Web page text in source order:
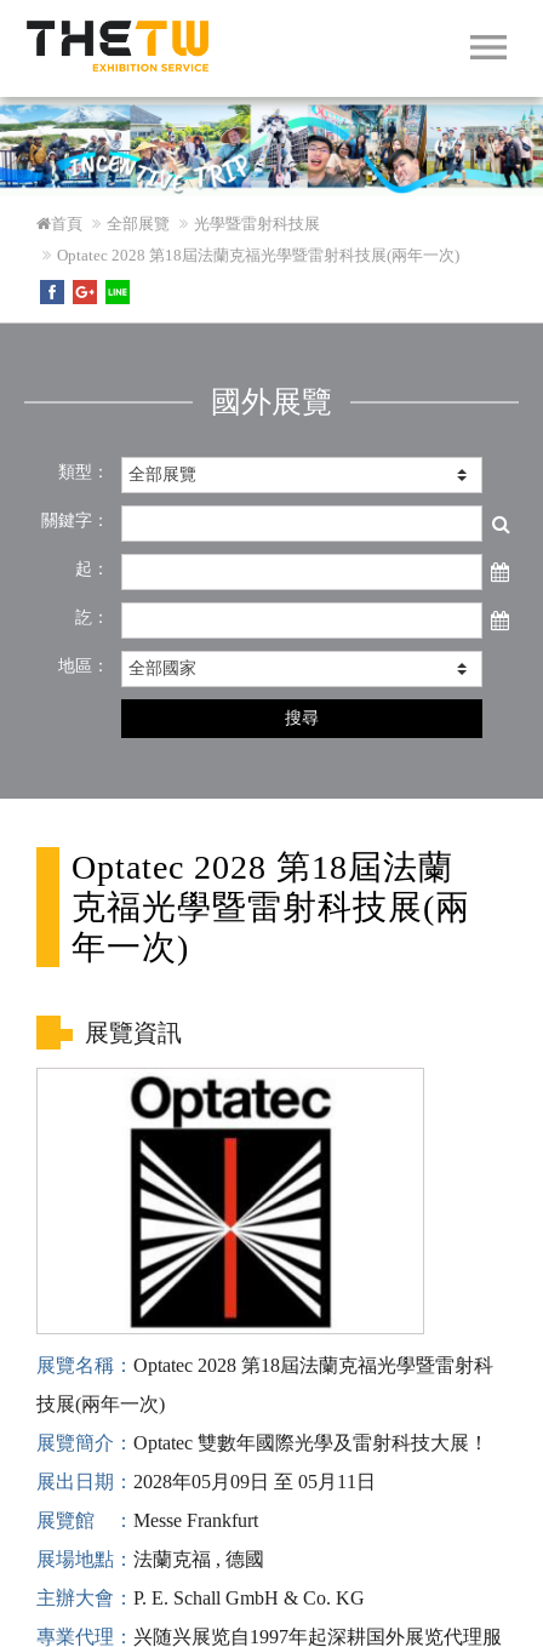
menu
首頁 全部展覽
光學暨雷射科技展
Optatec 2028 第18屆法蘭克福光學暨雷射科技展(兩年一次)
國外展覽
類型：
關鍵字：
起：
訖：
地區：
搜尋
Optatec 2028 第18屆法蘭
克福光學暨雷射科技展(兩
年一次)
展覽資訊
展覽名稱： Optatec 2028 第18屆法蘭克福光學暨雷射科
技展(兩年一次)
展覽簡介： Optatec 雙數年國際光學及雷射科技大展！
展出日期： 2028年05月09日 至 05月11日
展覽館 ： Messe Frankfurt
展場地點： 法蘭克福 , 德國
主辦大會： P. E. Schall GmbH & Co. KG
專業代理： 兴随兴展览自1997年起深耕国外展览代理服